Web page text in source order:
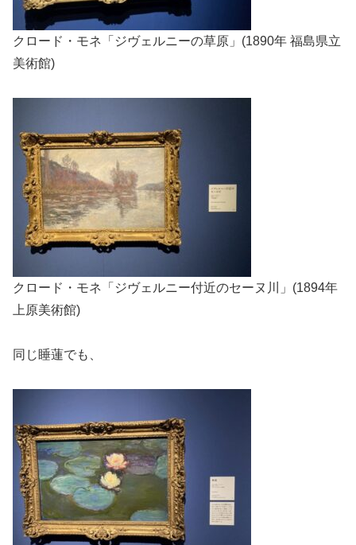
クロード・モネ「ジヴェルニーの草原」(1890年 福島県立
美術館)
クロード・モネ「ジヴェルニー付近のセーヌ川」(1894年
上原美術館)
同じ睡蓮でも、